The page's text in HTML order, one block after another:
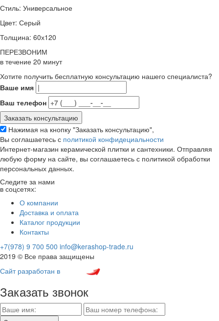
Стиль: Универсальное
Цвет: Серый
Толщина: 60х120
ПЕРЕЗВОНИМ
в течение 20 минут
Хотите получить бесплатную консультацию нашего специалиста?
Ваше имя
Ваш телефон
Нажимая на кнопку "Заказать консультацию",
Вы соглашаетесь с политикой конфидециальности
Интернет-магазин керамической плитки и сантехники. Отправляя
любую форму на сайте, вы соглашаетесь с политикой обработки
персональных данных.
Следите за нами
в соцсетях:
О компании
Доставка и оплата
Каталог продукции
Контакты
+7(978) 9 700 500 info@kerashop-trade.ru
2019 © Все права защищены
Сайт разработан в
Заказать звонок